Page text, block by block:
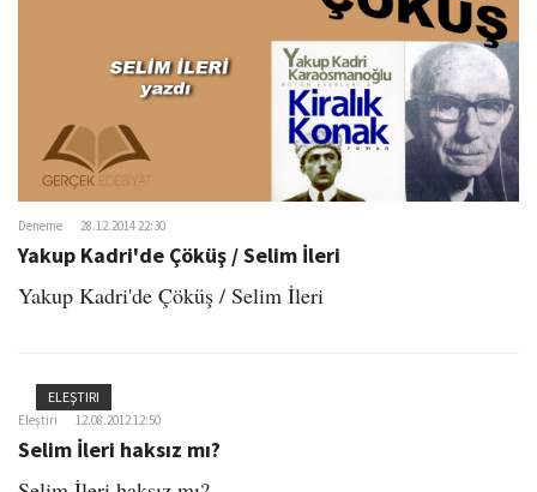
Deneme 28.12.2014 22:30
Yakup Kadri'de Çöküş / Selim İleri
Yakup Kadri'de Çöküş / Selim İleri
ELEŞTIRI
Eleştiri 12.08.2012 12:50
Selim İleri haksız mı?